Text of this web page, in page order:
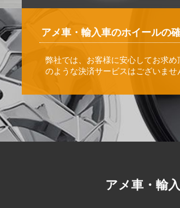
アメ車・輸入車のホイールの
弊社では、お客様に安心してお求
のような決済サービスはございま
アメ車・輸